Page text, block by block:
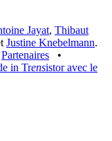
Jayat, Thibaut
Justine Knebelmann.
Partenaires
•
in Trensistor avec le